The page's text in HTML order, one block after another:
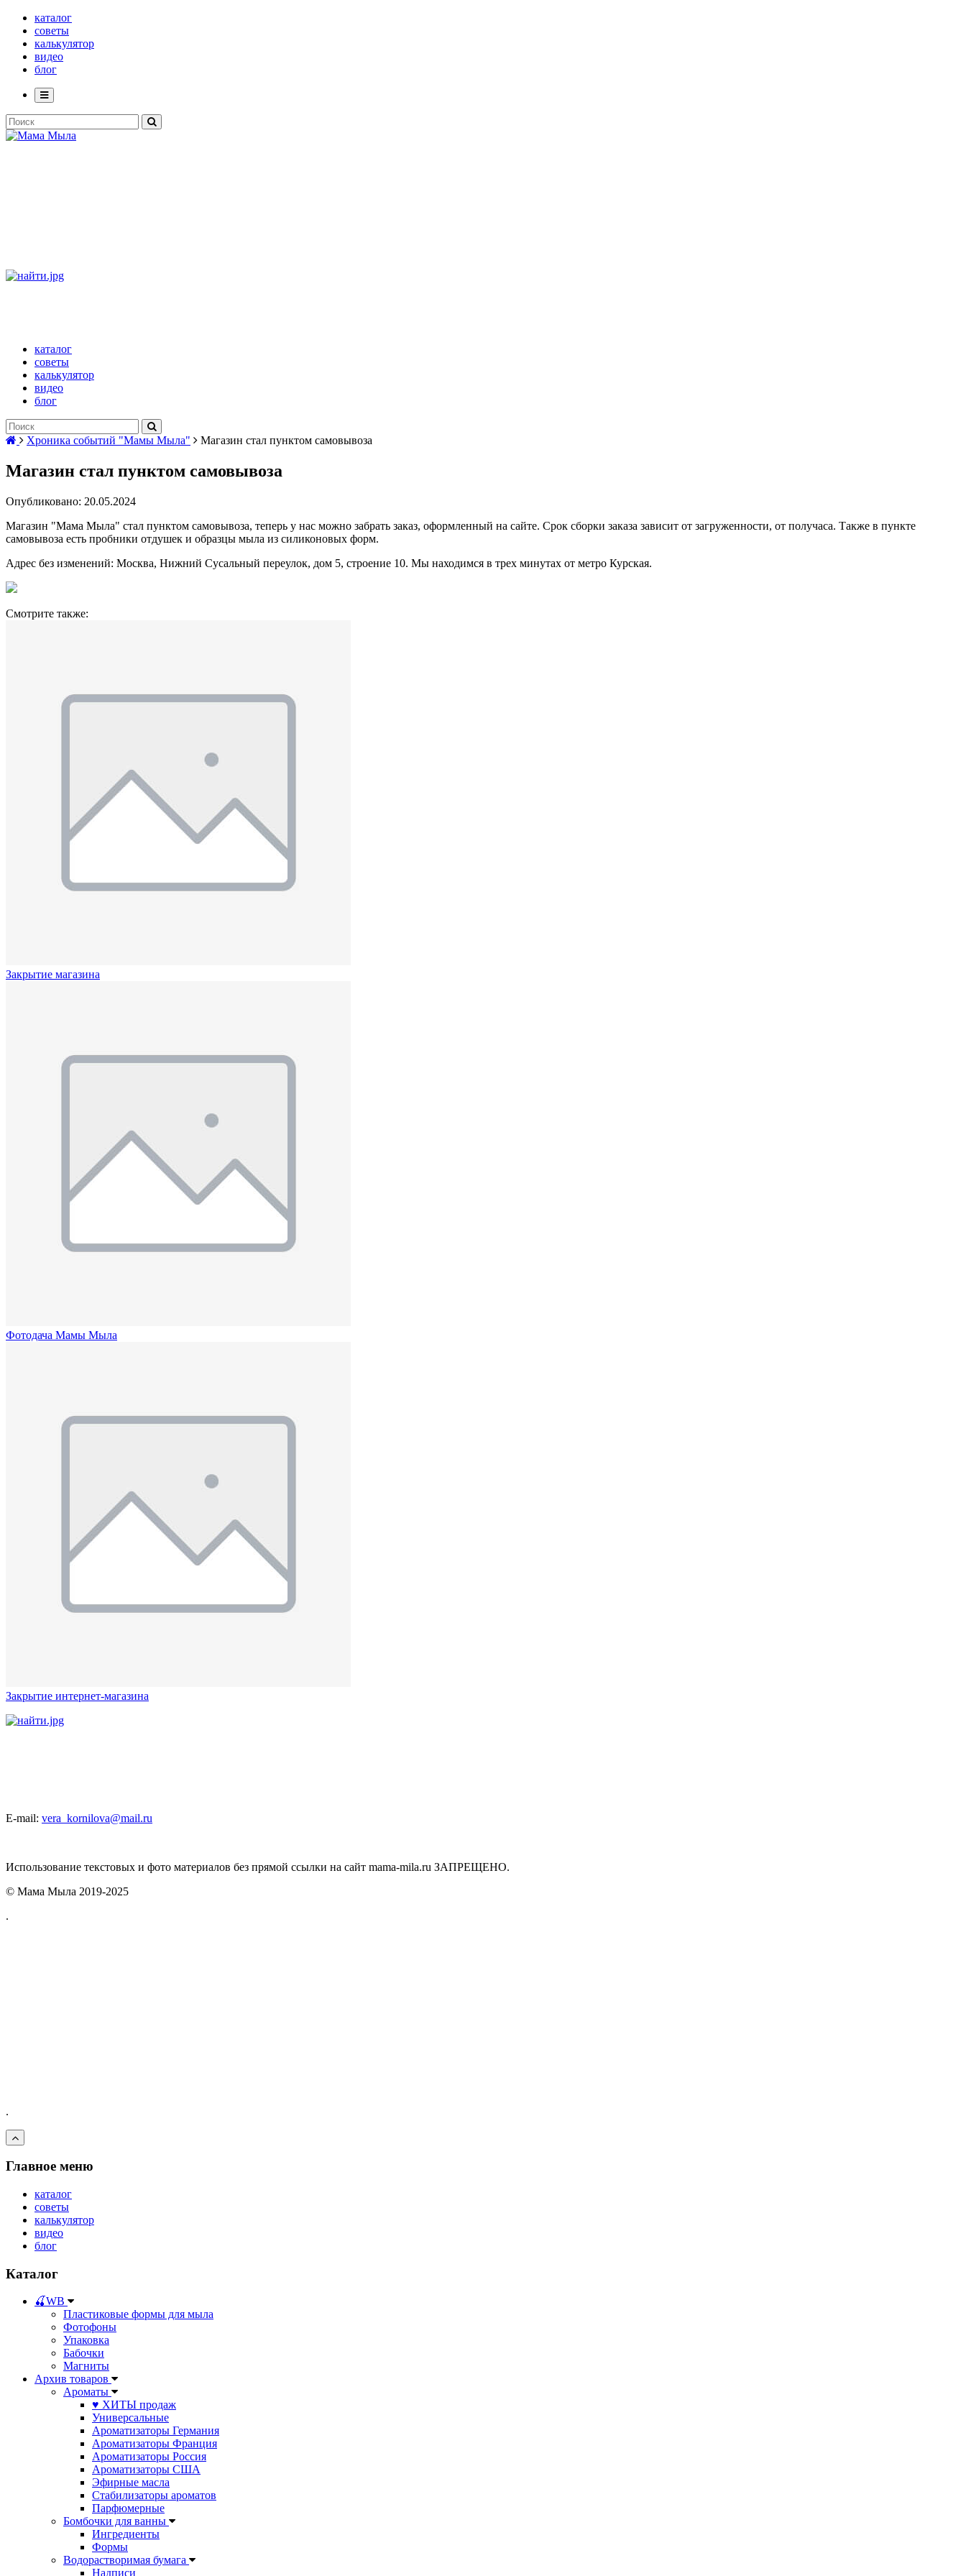
каталог
советы
калькулятор
видео
блог
каталог
советы
калькулятор
видео
блог
Хроника событий "Мамы Мыла" Магазин стал пунктом самовывоза
Магазин стал пунктом самовывоза
Опубликовано: 20.05.2024
Магазин "Мама Мыла" стал пунктом самовывоза, теперь у нас можно забрать заказ, оформленный на сайте. Срок сборки заказа зависит от загруженности, от получаса. Также в пункте
самовывоза есть пробники отдушек и образцы мыла из силиконовых форм.
Адрес без изменений: Москва, Нижний Сусальный переулок, дом 5, строение 10. Мы находимся в трех минутах от метро Курская.
Смотрите также:
Закрытие магазина
Фотодача Мамы Мыла
Закрытие интернет-магазина
E-mail: vera_kornilova@mail.ru
Использование текстовых и фото материалов без прямой ссылки на сайт mama-mila.ru ЗАПРЕЩЕНО.
© Мама Мыла 2019-2025
.
.
Главное меню
каталог
советы
калькулятор
видео
блог
Каталог
🍒WB
Пластиковые формы для мыла
Фотофоны
Упаковка
Бабочки
Магниты
Архив товаров
Ароматы
♥ ХИТЫ продаж
Универсальные
Ароматизаторы Германия
Ароматизаторы Франция
Ароматизаторы Россия
Ароматизаторы США
Эфирные масла
Стабилизаторы ароматов
Парфюмерные
Бомбочки для ванны
Ингредиенты
Формы
Водорастворимая бумага
Надписи